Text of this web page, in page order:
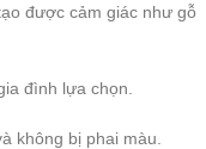
được cảm giác như gỗ
đình lựa chọn.
không bị phai màu.